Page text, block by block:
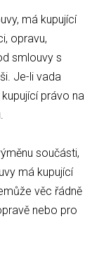
má kupující
opravu,
smlouvy s
Je-li vada
právo na
součásti,
má kupující
věc řádně
nebo pro